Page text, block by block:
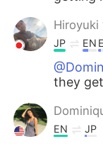
Hiroyuki
JP EN
they
EN JP